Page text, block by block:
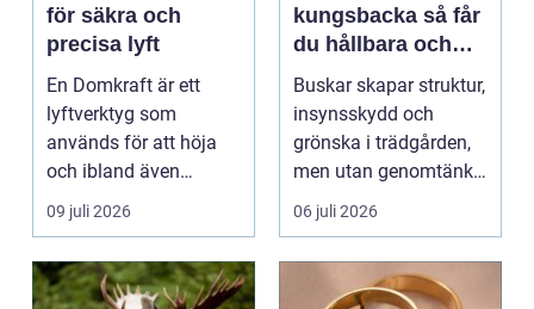
för säkra och
precisa lyft
En Domkraft är ett
lyftverktyg som
används för att höja
och ibland även
positionera tunga
objekt, so...
09 juli 2026
kungsbacka så får
du hållbara och
vackra buskar året
runt
Buskar skapar struktur,
insynsskydd och
grönska i trädgården,
men utan genomtänkt
beskärning blir de...
06 juli 2026